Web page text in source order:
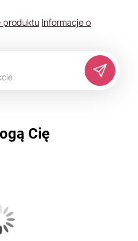
produktu Informacje o
cie
Cię